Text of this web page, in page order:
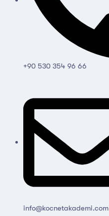
+90 530 354 96 66
info@kocnetakademi.com